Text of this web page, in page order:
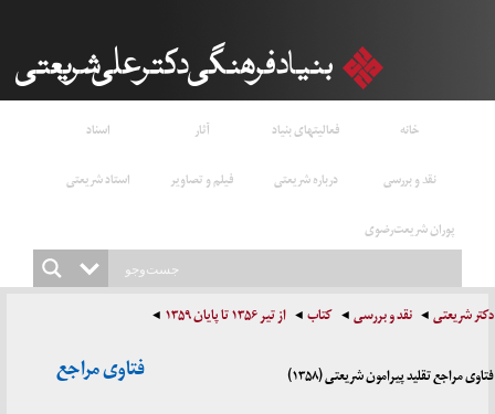
خانه فعالیتهای بنیاد آثار
اسناد
نقد و بررسی
درباره شریعتی فیلم و تصاویر
استاد شریعتی
پوران شریعت‌رضوی
دکتر شریعتی نقد و بررسی کتاب از تیر ۱۳۵۶ تا پایان ۱۳۵۹
فتاوی مراجع تقلید پیرامون شریعتی (۱۳۵۸)
فتاوی مراجع